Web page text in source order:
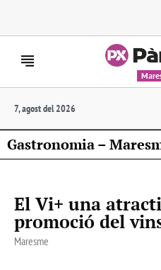
7, agost del 2026
Gastronomia –
El Vi+ una
promoció del
Maresme